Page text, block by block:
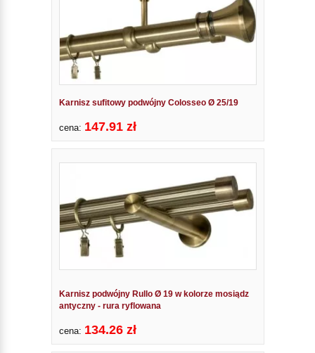
Karnisz sufitowy podwójny Colosseo Ø 25/19
cena: 147.91 zł
Karnisz podwójny Rullo Ø 19 w kolorze mosiądz
antyczny - rura ryflowana
cena: 134.26 zł